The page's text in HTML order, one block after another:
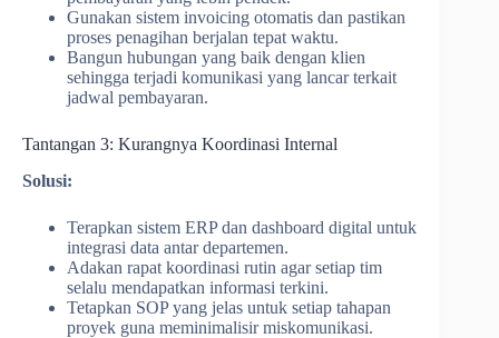
Gunakan sistem invoicing otomatis dan pastikan
proses penagihan berjalan tepat waktu.
Bangun hubungan yang baik dengan klien
sehingga terjadi komunikasi yang lancar terkait
jadwal pembayaran.
Tantangan 3: Kurangnya Koordinasi Internal
Solusi:
Terapkan sistem ERP dan dashboard digital untuk
integrasi data antar departemen.
Adakan rapat koordinasi rutin agar setiap tim
selalu mendapatkan informasi terkini.
Tetapkan SOP yang jelas untuk setiap tahapan
proyek guna meminimalisir miskomunikasi.